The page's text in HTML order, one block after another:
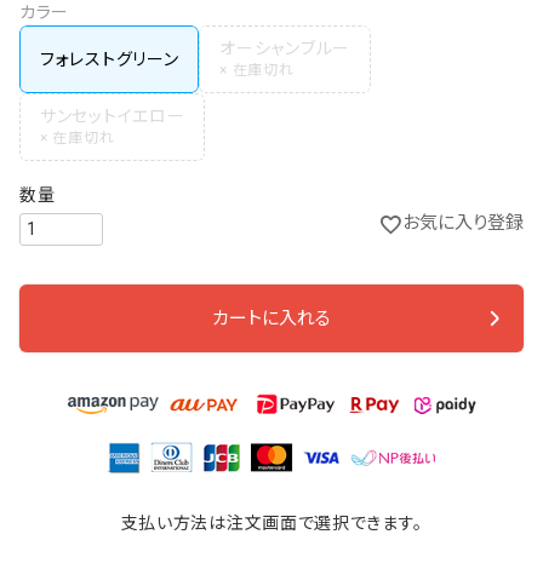
カラー
フォレストグリーン
オーシャンブルー
サンセットイエロー
お気に入り登録
カートに入れる
支払い方法は注文画面で選択できます。